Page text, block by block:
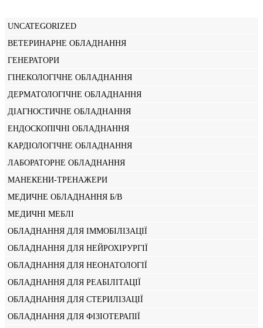
UNCATEGORIZED
ВЕТЕРИНАРНЕ ОБЛАДНАННЯ
ГЕНЕРАТОРИ
ГІНЕКОЛОГІЧНЕ ОБЛАДНАННЯ
ДЕРМАТОЛОГІЧНЕ ОБЛАДНАННЯ
ДІАГНОСТИЧНЕ ОБЛАДНАННЯ
ЕНДОСКОПІЧНІ ОБЛАДНАННЯ
КАРДІОЛОГІЧНЕ ОБЛАДНАННЯ
ЛАБОРАТОРНЕ ОБЛАДНАННЯ
МАНЕКЕНИ-ТРЕНАЖЕРИ
МЕДИЧНЕ ОБЛАДНАННЯ Б/В
МЕДИЧНІ МЕБЛІ
ОБЛАДНАННЯ ДЛЯ ІММОБІЛІЗАЦІЇ
ОБЛАДНАННЯ ДЛЯ НЕЙРОХІРУРГІЇ
ОБЛАДНАННЯ ДЛЯ НЕОНАТОЛОГІЇ
ОБЛАДНАННЯ ДЛЯ РЕАБІЛІТАЦІЇ
ОБЛАДНАННЯ ДЛЯ СТЕРИЛІЗАЦІЇ
ОБЛАДНАННЯ ДЛЯ ФІЗІОТЕРАПІЇ